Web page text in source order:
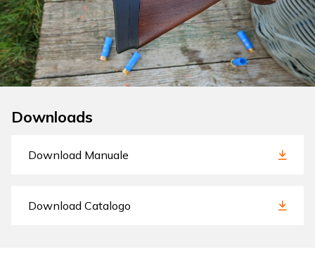
Downloads
Download Manuale
Download Catalogo